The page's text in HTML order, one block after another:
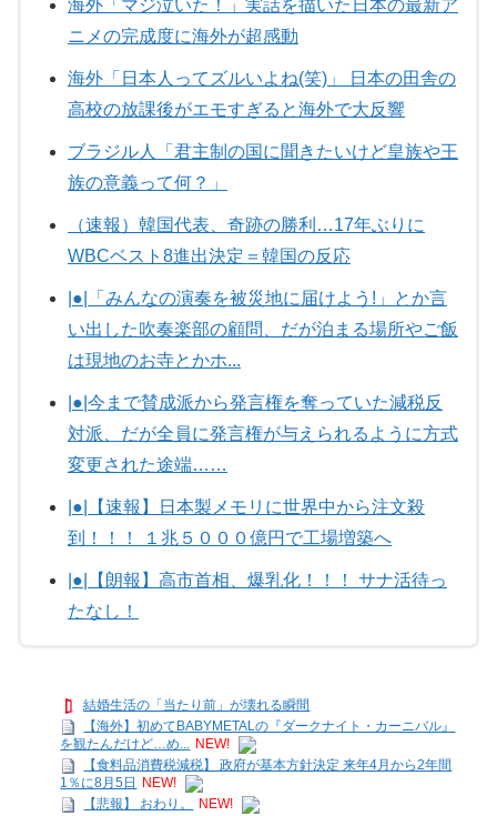
海外「マジ泣いた！」実話を描いた日本の最新ア
ニメの完成度に海外が超感動
海外「日本人ってズルいよね(笑)」 日本の田舎の
高校の放課後がエモすぎると海外で大反響
ブラジル人「君主制の国に聞きたいけど皇族や王
族の意義って何？」
（速報）韓国代表、奇跡の勝利…17年ぶりに
WBCベスト8進出決定＝韓国の反応
|●|「みんなの演奏を被災地に届けよう!」とか言
い出した吹奏楽部の顧問、だが泊まる場所やご飯
は現地のお寺とかホ...
|●|今まで賛成派から発言権を奪っていた減税反
対派、だが全員に発言権が与えられるように方式
変更された途端……
|●|【速報】日本製メモリに世界中から注文殺
到！！！ １兆５０００億円で工場増築へ
|●|【朗報】高市首相、爆乳化！！！ サナ活待っ
たなし！
結婚生活の「当たり前」が壊れる瞬間
【海外】初めてBABYMETALの『ダークナイト・カーニバル』
を観たんだけど…め... NEW!
【食料品消費税減税】 政府が基本方針決定 来年4月から2年間
1％に8月5日
NEW!
【悲報】 おわり。
NEW!